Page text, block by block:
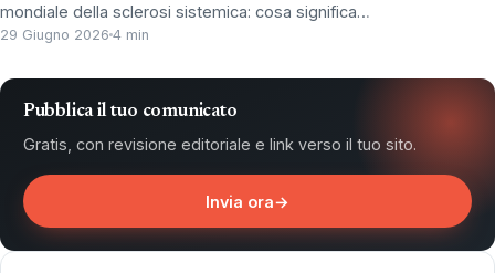
mondiale della sclerosi sistemica: cosa significa…
29 Giugno 2026 4 min
Pubblica il tuo comunicato
Gratis, con revisione editoriale e link verso il tuo sito.
Invia ora→